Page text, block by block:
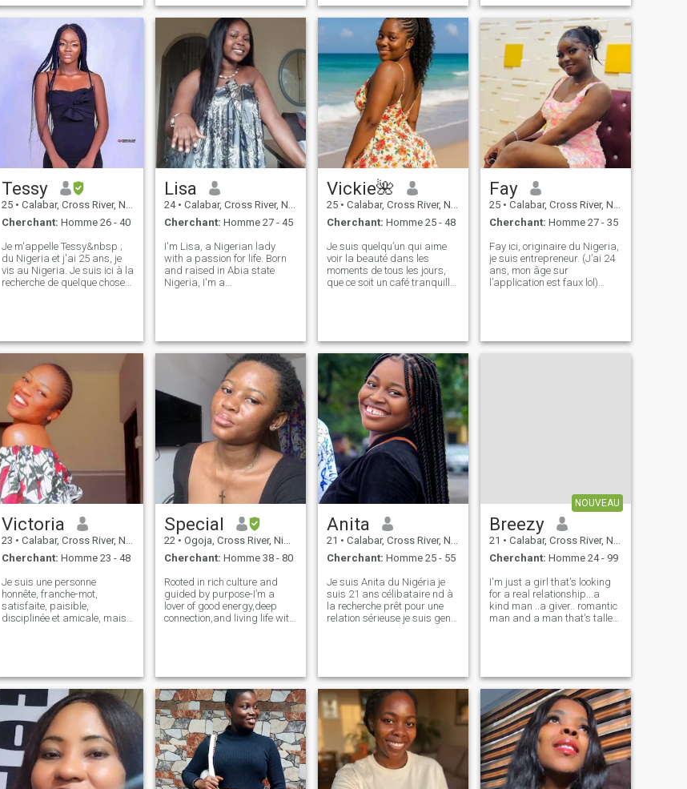
conversations profondes une
touche d'aventure et
quelqu'un qui partage les
mêmes valeurs avec moi
voyons où les bonnes
vibrations et la connexion
authentique peuvent nous
meeting new peopl
Christian man as well.
someone who
que tu sais comment traiter
une femme, on s'entendra
parfaitement 😌
Tessy
25 • Calabar, Cross River, Nigeria
Cherchant: Homme 26 - 40
Je m'appelle Tessy&nbsp ;
du Nigeria et j'ai 25 ans, je
vis au Nigeria. Je suis ici à la
recherche de quelque chose
suis ici pour trouver une vraie
relation de ne pas partager
mes nus et j'ai eu assez avec
le faux profil
Lisa
24 • Calabar, Cross River, Nigeria
Cherchant: Homme 27 - 45
I'm Lisa, a Nigerian lady
with a passion for life. Born
and raised in Abia state
Nigeria, I'm a
dancing to Afrobeats, and
spending time with my loved
Vickie🌺
25 • Calabar, Cross River, Nigeria
Cherchant: Homme 25 - 48
Je suis quelqu’un qui aime
voir la beauté dans les
moments de tous les jours,
que ce soit un café tranquille
de profession, un peu
gourmande dans l’âme et
une croyante ferme dans le
pouvoir de la gentillesse.
Looking pour quelqu’un qui
est réfléchi, ouvert d’esprit et
qui n’a pas peur de plonger
profondément dans les joies
et les défis de la vie.
Construisons quelque chose
de réel, en commençant par
un simple \"salut\" - qui sait
où cela pourrait mener ? Let
connectons-nous sur une
partagé, et les petites choses
qui rendent la vie pleine.
Fay
25 • Calabar, Cross River, Nigeria
Cherchant: Homme 27 - 35
Fay ici, originaire du Nigeria,
je suis entrepreneur. (J’ai 24
ans, mon âge sur
l’application est faux lol)
rencontrer un partenaire
Victoria
23 • Calabar, Cross River, Nigeria
Cherchant: Homme 23 - 48
Je suis une personne
honnête, franche-mot,
satisfaite, paisible,
disciplinée et amicale, mais
construire ma maison
conjugale positivement. Je
suis aussi une dame
apologétique et une dame
avec une ambition, de
bonnes visions et
déterminations et un humain
forcé. J'aime juste être la
meilleure version de moi-
même et aussi une personne
Special
22 • Ogoja, Cross River, Nigeria
Cherchant: Homme 38 - 80
Rooted in rich culture and
guided by purpose-I’m a
lover of good energy,deep
connection,and living life with
who know how to keep it real.
when I’m not bu
Anita
21 • Calabar, Cross River, Nigeria
Cherchant: Homme 25 - 55
Je suis Anita du Nigéria je
suis 21 ans célibataire nd à
la recherche prêt pour une
relation sérieuse je suis gentil
honnête j'ai besoin de
quelqu'un pour appeler mon
propre personne à m'aimer
pour qui je suis je suis une
personne très sérieuse
d'esprit une fille simple dat
est juste à la quête d'amour
j'adore la mode j'aimerais
bien regarder je suis
amusant d'être avec pls si
NOUVEAU
Breezy
21 • Calabar, Cross River, Nigeria
Cherchant: Homme 24 - 99
I'm just a girl that's looking
for a real relationship...a
kind man ..a giver.. romantic
man and a man that's taller